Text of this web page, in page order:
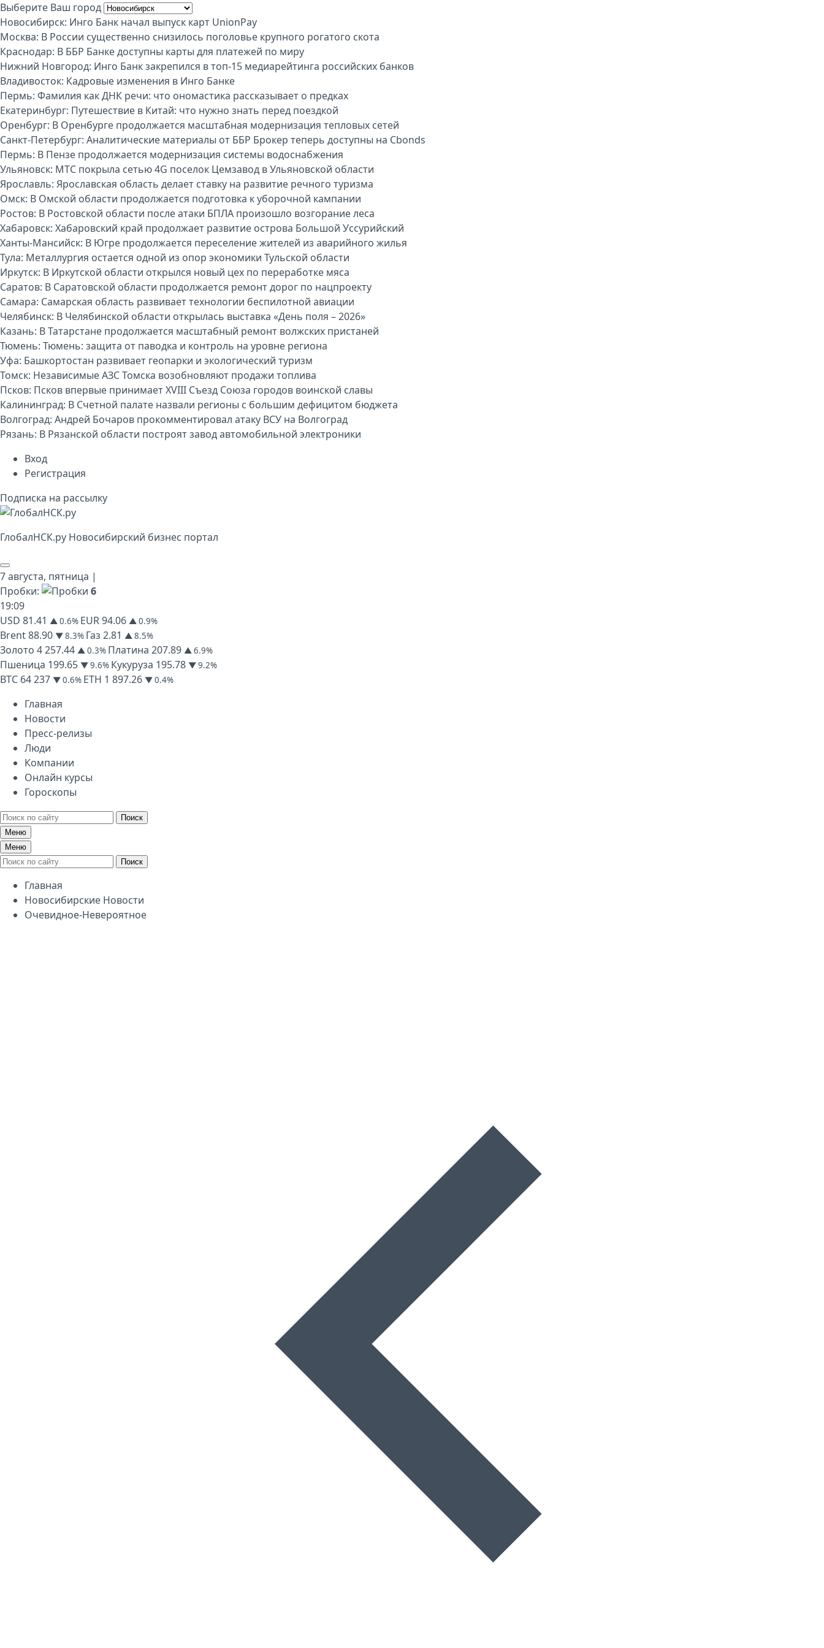
Выберите Ваш город
Новосибирск: Инго Банк начал выпуск карт UnionPay
Москва: В России существенно снизилось поголовье крупного рогатого скота
Краснодар: В ББР Банке доступны карты для платежей по миру
Нижний Новгород: Инго Банк закрепился в топ-15 медиарейтинга российских банков
Владивосток: Кадровые изменения в Инго Банке
Пермь: Фамилия как ДНК речи: что ономастика рассказывает о предках
Екатеринбург: Путешествие в Китай: что нужно знать перед поездкой
Оренбург: В Оренбурге продолжается масштабная модернизация тепловых сетей
Санкт-Петербург: Аналитические материалы от ББР Брокер теперь доступны на Cbonds
Пермь: В Пензе продолжается модернизация системы водоснабжения
Ульяновск: МТС покрыла сетью 4G поселок Цемзавод в Ульяновской области
Ярославль: Ярославская область делает ставку на развитие речного туризма
Омск: В Омской области продолжается подготовка к уборочной кампании
Ростов: В Ростовской области после атаки БПЛА произошло возгорание леса
Хабаровск: Хабаровский край продолжает развитие острова Большой Уссурийский
Ханты-Мансийск: В Югре продолжается переселение жителей из аварийного жилья
Тула: Металлургия остается одной из опор экономики Тульской области
Иркутск: В Иркутской области открылся новый цех по переработке мяса
Саратов: В Саратовской области продолжается ремонт дорог по нацпроекту
Самара: Самарская область развивает технологии беспилотной авиации
Челябинск: В Челябинской области открылась выставка «День поля – 2026»
Казань: В Татарстане продолжается масштабный ремонт волжских пристаней
Тюмень: Тюмень: защита от паводка и контроль на уровне региона
Уфа: Башкортостан развивает геопарки и экологический туризм
Томск: Независимые АЗС Томска возобновляют продажи топлива
Псков: Псков впервые принимает XVIII Съезд Союза городов воинской славы
Калининград: В Счетной палате назвали регионы с большим дефицитом бюджета
Волгоград: Андрей Бочаров прокомментировал атаку ВСУ на Волгоград
Рязань: В Рязанской области построят завод автомобильной электроники
Вход
Регистрация
Подписка на рассылку
ГлобалНСК.py Новосибирский бизнес портал
7 августа, пятница |
Пробки:
6
19:09
USD 81.41 ▲ 0.6% EUR94.06 ▲ 0.9%
Brent88.90 ▼ 8.3% Газ 2.81 ▲ 8.5%
Золото 4 257.44 ▲ 0.3% Платина 207.89 ▲ 6.9%
Пшеница 199.65 ▼ 9.6% Кукуруза 195.78 ▼ 9.2%
BTC 64 237 ▼ 0.6% ETH 1 897.26 ▼ 0.4%
Главная
Новости
Пресс-релизы
Люди
Компании
Онлайн курсы
Гороскопы
Поиск
Меню
Меню
Поиск
Главная
Новосибирские Новости
Очевидное-Невероятное